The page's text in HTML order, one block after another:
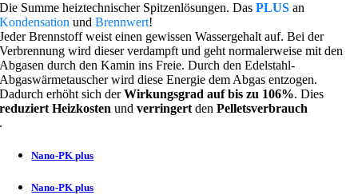
Die Summe heiztechnischer Spitzenlösungen. DasPLUS an
Kondensation undBrennwert!
Jeder Brennstoff weist einen gewissen Wassergehalt auf. Bei der
Verbrennung wird dieser verdampft und geht normalerweise mit den
Abgasen durch den Kamin ins Freie. Durch den Edelstahl-
Abgaswärmetauscher wird diese Energie dem Abgas entzogen.
Dadurch erhöht sich derWirkungsgrad auf bis zu 106%. Dies
reduziert Heizkosten undverringert denPelletsverbrauch
.
Nano-PK plus
Nano-PK plus